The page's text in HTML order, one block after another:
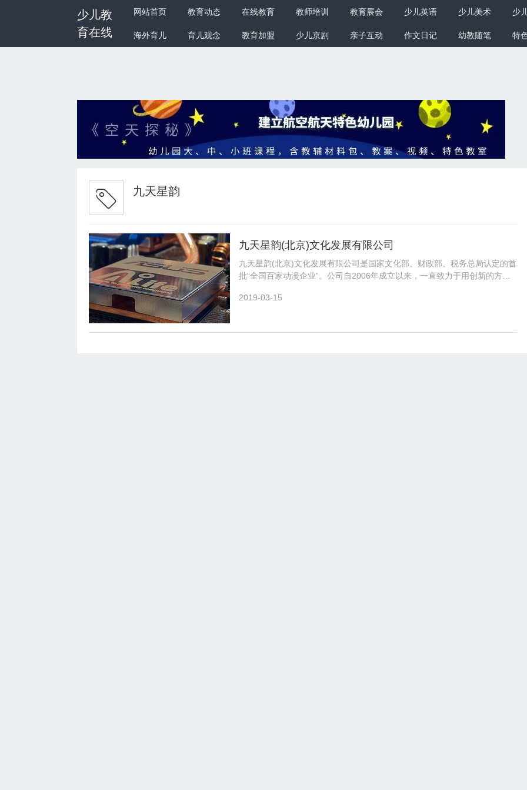
少儿教
育在线
网站首页 教育动态 在线教育 教师培训 教育展会 少儿英语 少儿美术 少
海外育儿 育儿观念 教育加盟 少儿京剧 亲子互动 作文日记 幼教随笔 特
九天星韵
九天星韵(北京)文化发展有限公司
九天星韵(北京)文化发展有限公司是国家文化部、财政部、税务总局认定的首
批“全国百家动漫企业”。公司自2006年成立以来，一直致力于用创新的方式
2019-03-15